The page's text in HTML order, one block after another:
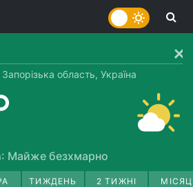
область, Україна
: Майже безхмарно
ТИЖДЕНЬ 2 ТИЖНІ